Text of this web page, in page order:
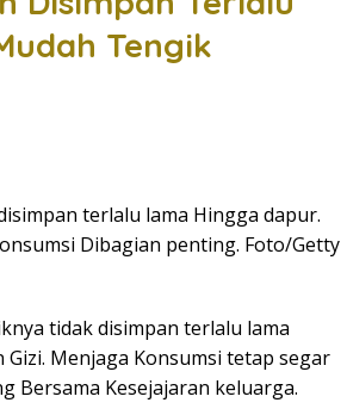
Tengik
terlalu lama Hingga dapur.
Dibagian penting. Foto/Getty
tidak disimpan terlalu lama
Menjaga Konsumsi tetap segar
Bersama Kesejajaran keluarga.